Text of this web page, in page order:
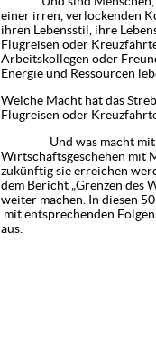
einer irren, verlockenden
ihren Lebensstil, ihre
Flugreisen oder
Arbeitskollegen oder
Energie und Ressourcen
Welche Macht hat das
Flugreisen oder
Und was macht mit uns
Wirtschaftsgeschehen mit
zukünftig sie erreichen
dem Bericht „Grenzen des
weiter machen. In diesen
mit entsprechenden
aus.
-